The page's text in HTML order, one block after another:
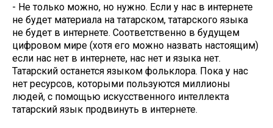
- Не только можно, но нужно. Если у нас в интернете
не будет материала на татарском, татарского языка
не будет в интернете. Соответственно в будущем
цифровом мире (хотя его можно назвать настоящим)
если нас нет в интернете, нас нет и языка нет.
Татарский останется языком фольклора. Пока у нас
нет ресурсов, которыми пользуются миллионы
людей, с помощью искусственного интеллекта
татарский язык продвинуть в интернете.